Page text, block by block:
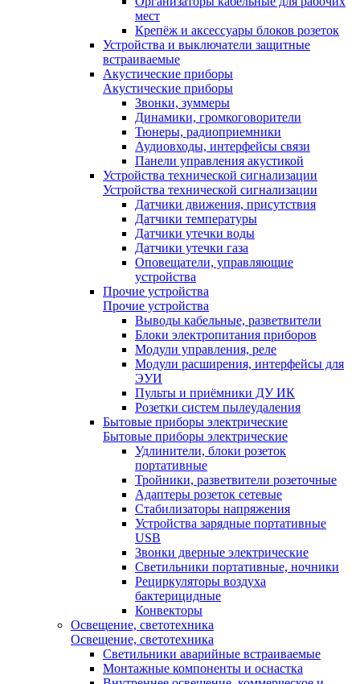
мест
Крепёж и аксессуары блоков розеток
Устройства и выключатели защитные
встраиваемые
Акустические приборы
Акустические приборы
Звонки, зуммеры
Динамики, громкоговорители
Тюнеры, радиоприемники
Аудиовходы, интерфейсы связи
Панели управления акустикой
Устройства технической сигнализации
Устройства технической сигнализации
Датчики движения, присутствия
Датчики температуры
Датчики утечки воды
Датчики утечки газа
Оповещатели, управляющие
устройства
Прочие устройства
Прочие устройства
Выводы кабельные, разветвители
Блоки электропитания приборов
Модули управления, реле
Модули расширения, интерфейсы для
ЭУИ
Пульты и приёмники ДУ ИК
Розетки систем пылеудаления
Бытовые приборы электрические
Бытовые приборы электрические
Удлинители, блоки розеток
портативные
Тройники, разветвители розеточные
Адаптеры розеток сетевые
Стабилизаторы напряжения
Устройства зарядные портативные
USB
Звонки дверные электрические
Светильники портативные, ночники
Рециркуляторы воздуха
бактерицидные
Конвекторы
Освещение, светотехника
Освещение, светотехника
Светильники аварийные встраиваемые
Монтажные компоненты и оснастка